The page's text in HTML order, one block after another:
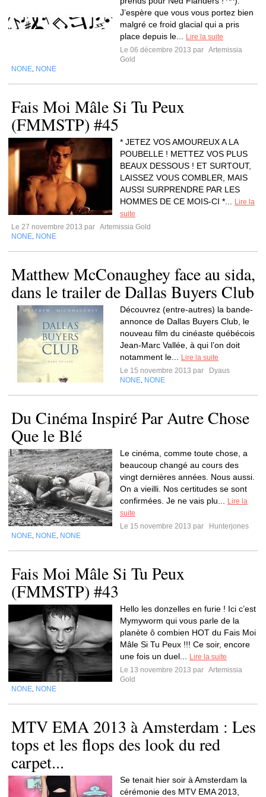
J’espère que vous vous portez bien
malgré ce froid glacial qui a pris
place depuis le...
Lire la suite
Le 06 décembre 2013 par Artemissia
Gold
NONE NONE
Fais Moi Mâle Si Tu Peux
(FMMSTP) #45
* JETEZ VOS AMOUREUX A LA
POUBELLE ! METTEZ VOS PLUS
BEAUX DESSOUS ! ET SURTOUT,
LAISSEZ VOUS COMBLER, MAIS
AUSSI SURPRENDRE PAR LES
HOMMES DE CE MOIS-CI *...
Lire la
suite
Le 27 novembre 2013 par Artemissia Gold
NONE NONE
Matthew McConaughey face au sida,
dans le trailer de Dallas Buyers Club
Découvrez (entre-autres) la bande-
annonce de Dallas Buyers Club, le
nouveau film du cinéaste québécois
Jean-Marc Vallée, à qui l’on doit
notamment le...
Lire la suite
Le 15 novembre 2013 par
Dyaus
NONE NONE
Du Cinéma Inspiré Par Autre Chose
Que le Blé
Le cinéma, comme toute chose, a
beaucoup changé au cours des
vingt dernières années. Nous aussi.
On a vieilli. Nos certitudes se sont
confirmées. Je ne vais plu...
Lire la
suite
Le 15 novembre 2013 par
Hunterjones
NONE NONE NONE
Fais Moi Mâle Si Tu Peux
(FMMSTP) #43
Hello les donzelles en furie ! Ici c’est
Mymyworm qui vous parle de la
planète ô combien HOT du Fais Moi
Mâle Si Tu Peux !!! Ce soir, encore
une fois un duel...
Lire la suite
Le 13 novembre 2013 par Artemissia
Gold
NONE NONE
MTV EMA 2013 à Amsterdam : Les
tops et les flops des look du red
carpet...
Se tenait hier soir à Amsterdam la
cérémonie des MTV EMA 2013,